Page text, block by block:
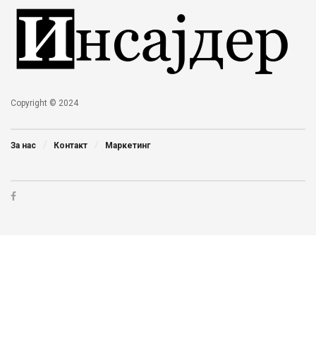
Copyright © 2024
За нас Контакт Маркетинг